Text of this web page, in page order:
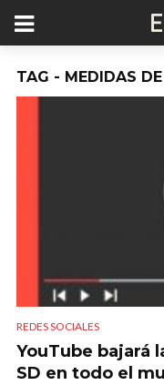
TAG - MEDIDAS
REDES SOCIALES
YouTube bajará
SD en todo el